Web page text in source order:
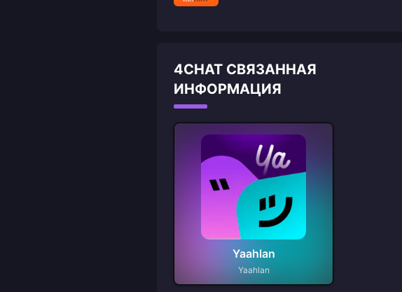
4CHAT СВЯЗАННАЯ
ИНФОРМАЦИЯ
Yaahlan
Yaahlan